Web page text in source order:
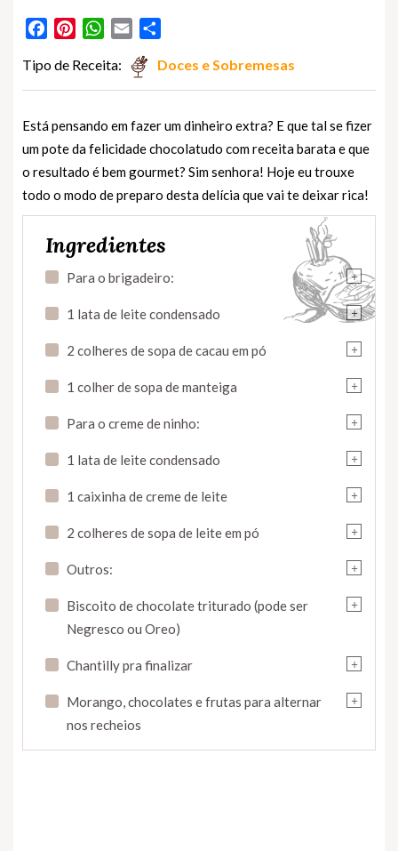
FacebookPinterestWhatsApp
Email
Tipo de Receita: Doces e Sobremesas
Está pensando em fazer um dinheiro extra? E que tal se fizer
um pote da felicidade chocolatudo com receita barata e que
o resultado é bem gourmet? Sim senhora! Hoje eu trouxe
todo o modo de preparo desta delícia que vai te deixar rica!
Ingredientes
+
Para o brigadeiro:
+
1 lata de leite condensado
+
2 colheres de sopa de cacau em pó
+
1 colher de sopa de manteiga
+
Para o creme de ninho:
+
1 lata de leite condensado
+
1 caixinha de creme de leite
+
2 colheres de sopa de leite em pó
+
Outros:
+
Biscoito de chocolate triturado (pode ser
Negresco ou Oreo)
+
Chantilly pra finalizar
+
Morango, chocolates e frutas para alternar
nos recheios